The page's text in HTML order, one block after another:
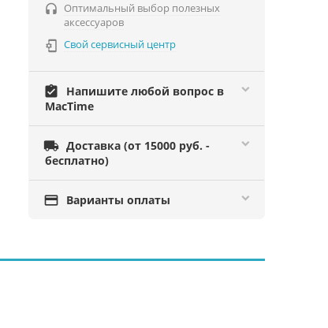
 Оптимальный выбор полезных
аксессуаров
 Свой сервисный центр
assignment_turned_in
Напишите любой вопрос в
MacTime
 Доставка (от 15000 руб. -
бесплатно)
 Варианты оплаты